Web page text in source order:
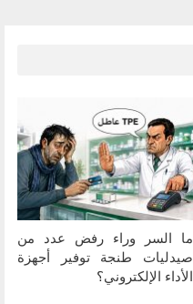
ما السر وراء رفض عدد من
صيدليات طنجة توفير أجهزة
الأداء الإلكتروني؟